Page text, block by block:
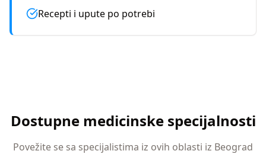
Recepti i upute po potrebi
Dostupne medicinske specijalnosti
Povežite se sa specijalistima iz ovih oblasti iz Beograd